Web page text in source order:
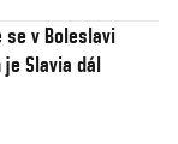
se v Boleslavi
Slavia dál